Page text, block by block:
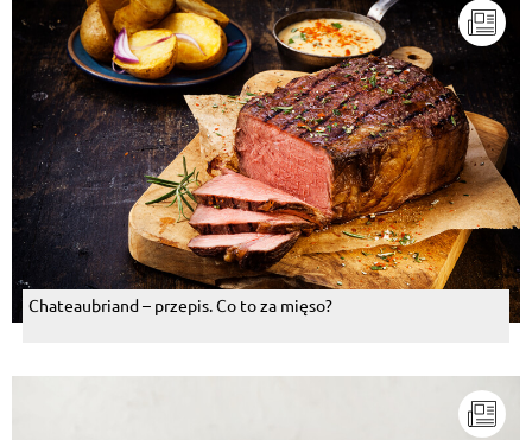
Chateaubriand – przepis. Co to za mięso?